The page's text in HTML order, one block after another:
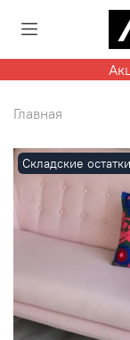
Главная
Складские остатки